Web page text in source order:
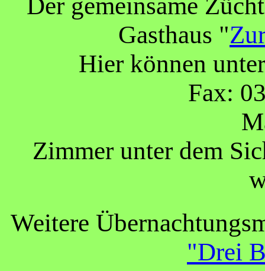
Der gemeinsame
Gasthaus "
Hier können
Fax:
Zimmer unter dem
Weitere
"Drei